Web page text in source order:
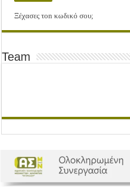
Ξέχασες τοn κωδικό σου;
Team